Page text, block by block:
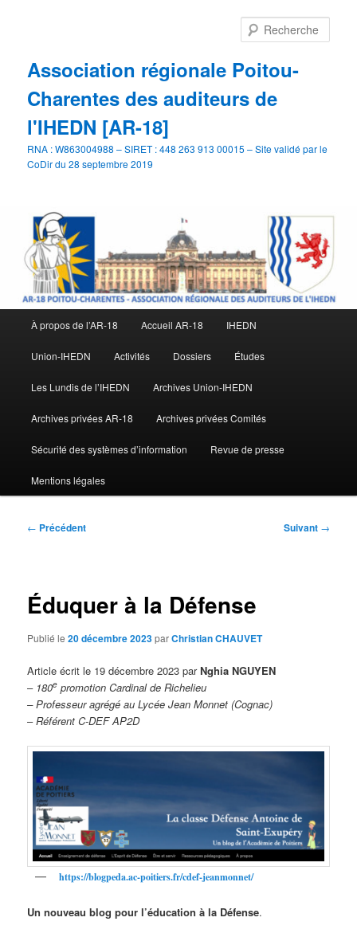
Association régionale Poitou-
Charentes des auditeurs de
l'IHEDN [AR-18]
RNA : W863004988 – SIRET : 448 263 913 00015 – Site validé par le
CoDir du 28 septembre 2019
principal
À propos de l’AR-18 Accueil AR-18 IHEDN
Union-IHEDN Activités Dossiers Études
Les Lundis de l’IHEDN Archives Union-IHEDN
Archives privées AR-18 Archives privées Comités
Sécurité des systèmes d’information Revue de presse
Mentions légales
Navigation
← Précédent Suivant →
Éduquer à la Défense
Publié le20 décembre 2023parChristian CHAUVET
Article écrit le 19 décembre 2023 parNghia NGUYEN
– 180e promotion Cardinal de Richelieu
– Professeur agrégé au Lycée Jean Monnet (Cognac)
–Référent C-DEF AP2D
https://blogpeda.ac-poitiers.fr/cdef-jeanmonnet/
Un nouveau blog pour l’éducation à la Défense.